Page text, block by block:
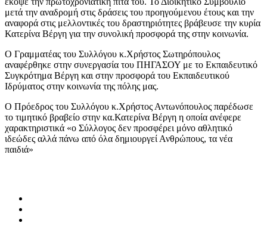
μετά την αναδρομή στις δράσεις του προηγούμενου έτους και την
αναφορά στις μελλοντικές του δραστηριότητες βράβευσε την κυρία
Κατερίνα Βέργη για την συνολική προσφορά της στην κοινωνία.
Ο Γραμματέας του Συλλόγου κ.Χρήστος Σωτηρόπουλος
αναφέρθηκε στην συνεργασία του ΠΗΓΑΣΟΥ με το Εκπαιδευτικό
Συγκρότημα Βέργη και στην προσφορά του Εκπαιδευτικού
Ιδρύματος στην κοινωνία της πόλης μας.
Ο Πρόεδρος του Συλλόγου κ.Χρήστος Αντωνόπουλος παρέδωσε
το τιμητικό βραβείο στην κα.Κατερίνα Βέργη η οποία ανέφερε
χαρακτηριστικά «ο Σύλλογος δεν προσφέρει μόνο αθλητικό
ιδεώδες αλλά πάνω από όλα δημιουργεί Ανθρώπους, τα νέα
παιδιά»